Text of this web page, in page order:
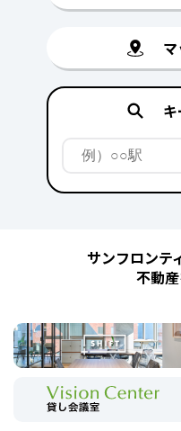
サンフロンテ
不動